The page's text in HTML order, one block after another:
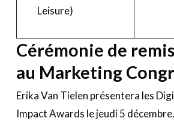
Leisure)
Cérémonie de
au Marketing
Erika Van Tielen présentera les
Impact Awards le jeudi 5